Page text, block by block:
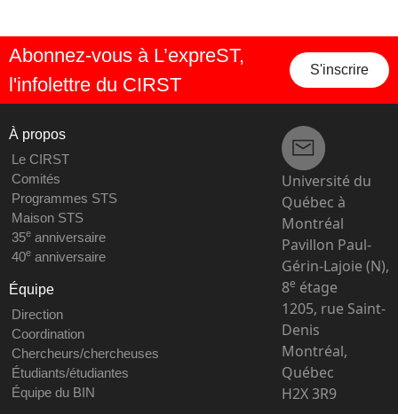
Abonnez-vous à L’expreST,
l'infolettre du CIRST
S'inscrire
À propos
Le CIRST
Comités
Programmes STS
Maison STS
35eanniversaire
40eanniversaire
Équipe
Direction
Coordination
Chercheurs/chercheuses
Étudiants/étudiantes
Équipe du BIN
Université du
Québec à
Montréal
Pavillon Paul-
Gérin-Lajoie (N),
8e étage
1205, rue Saint-
Denis
Montréal,
Québec
H2X 3R9